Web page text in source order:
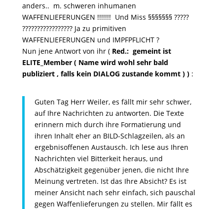
anders.. m. schweren inhumanen
WAFFENLIEFERUNGEN !!!!!!! Und Miss §§§§§§§ ?????
????????????????? Ja zu primitiven
WAFFENLIEFERUNGEN und IMPFPFLICHT ?
Nun jene Antwort von ihr (Red.: gemeint ist
ELITE_Member ( Name wird wohl sehr bald
publiziert , falls kein DIALOG zustande kommt ) ):
Guten Tag Herr Weiler, es fällt mir sehr schwer,
auf Ihre Nachrichten zu antworten. Die Texte
erinnern mich durch ihre Formatierung und
ihren Inhalt eher an BILD-Schlagzeilen, als an
ergebnisoffenen Austausch. Ich lese aus Ihren
Nachrichten viel Bitterkeit heraus, und
Abschätzigkeit gegenüber jenen, die nicht Ihre
Meinung vertreten. Ist das Ihre Absicht? Es ist
meiner Ansicht nach sehr einfach, sich pauschal
gegen Waffenlieferungen zu stellen. Mir fällt es